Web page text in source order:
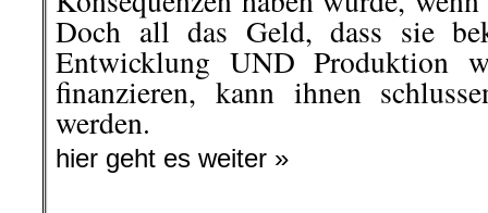
Doch all das Geld, dass sie
Entwicklung UND Produktion
finanzieren, kann ihnen
werden.
hier geht es weiter »